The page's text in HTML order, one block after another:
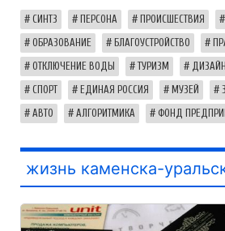
СИНТЗ ПЕРСОНА ПРОИСШЕСТВИЯ
ОБРАЗОВАНИЕ БЛАГОУСТРОЙСТВО
ОТКЛЮЧЕНИЕ ВОДЫ ТУРИЗМ
СПОРТ ЕДИНАЯ РОССИЯ МУЗЕЙ
АВТО АЛГОРИТМИКА ФОНД
жизнь каменска-